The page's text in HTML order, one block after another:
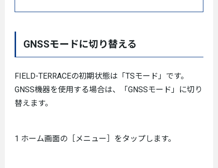
GNSSモードに切り替える
FIELD-TERRACEの初期状態は「TSモード」です。
GNSS機器を使用する場合は、「GNSSモード」に切り
替えます。
1 ホーム画面の［メニュー］をタップします。